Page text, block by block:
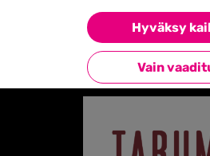
Hyväksy
Vain
Partners»Tarume